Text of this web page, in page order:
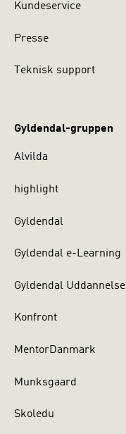
Kundeservice
Presse
Teknisk support
Gyldendal-gruppen
Alvilda
highlight
Gyldendal
Gyldendal e-Learning
Gyldendal Uddannelse
Konfront
MentorDanmark
Munksgaard
Skoledu